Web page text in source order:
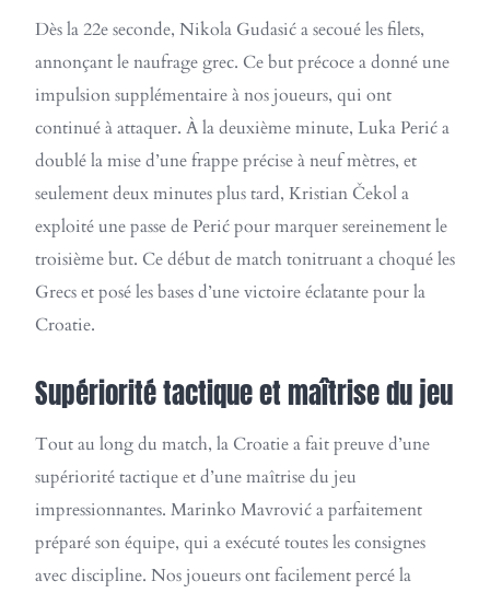
Dès la 22e seconde, Nikola Gudasić a secoué les filets,
annonçant le naufrage grec. Ce but précoce a donné une
impulsion supplémentaire à nos joueurs, qui ont
continué à attaquer. À la deuxième minute, Luka Perić a
doublé la mise d’une frappe précise à neuf mètres, et
seulement deux minutes plus tard, Kristian Čekol a
exploité une passe de Perić pour marquer sereinement le
troisième but. Ce début de match tonitruant a choqué les
Grecs et posé les bases d’une victoire éclatante pour la
Croatie.
Supériorité tactique et maîtrise du jeu
Tout au long du match, la Croatie a fait preuve d’une
supériorité tactique et d’une maîtrise du jeu
impressionnantes. Marinko Mavrović a parfaitement
préparé son équipe, qui a exécuté toutes les consignes
avec discipline. Nos joueurs ont facilement percé la